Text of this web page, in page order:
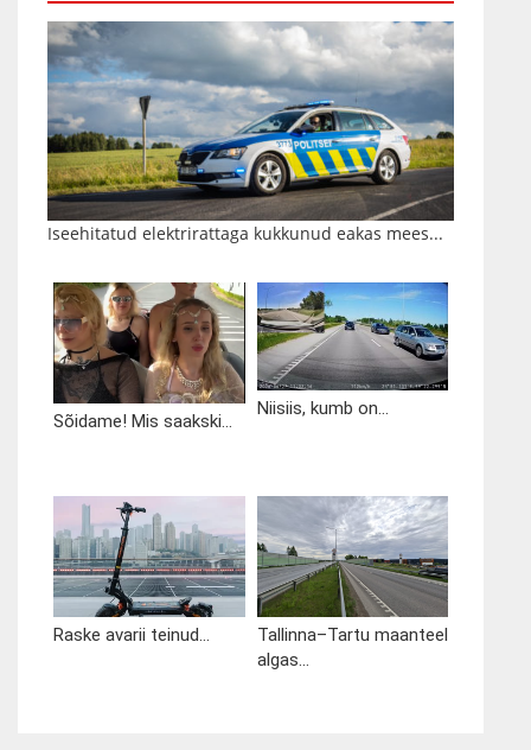
Iseehitatud elektrirattaga kukkunud eakas mees...
Sõidame! Mis saakski...
Niisiis, kumb on...
Raske avarii teinud...
Tallinna–Tartu maanteel
algas...